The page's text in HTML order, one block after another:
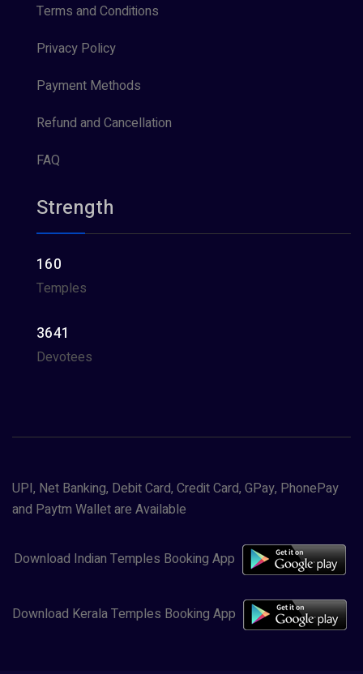
Terms and Conditions
Privacy Policy
Payment Methods
Refund and Cancellation
FAQ
Strength
160
Temples
3641
Devotees
UPI, Net Banking, Debit Card, Credit Card, GPay, PhonePay
and Paytm Wallet are Available
Download Indian Temples Booking App
Download Kerala Temples Booking App